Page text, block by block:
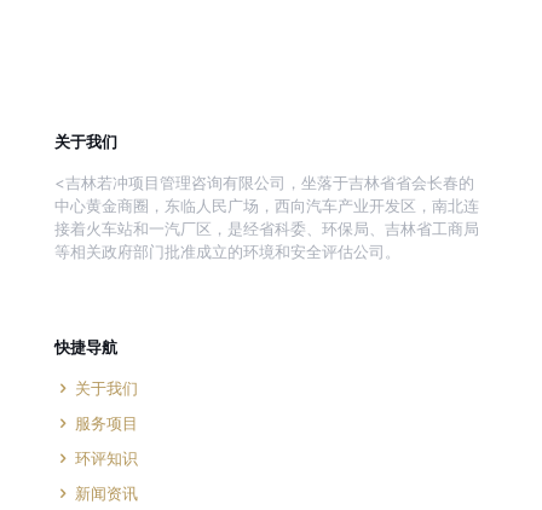
关于我们
<吉林若冲项目管理咨询有限公司，坐落于吉林省省会长春的
中心黄金商圈，东临人民广场，西向汽车产业开发区，南北连
接着火车站和一汽厂区，是经省科委、环保局、吉林省工商局
等相关政府部门批准成立的环境和安全评估公司。
快捷导航
关于我们
服务项目
环评知识
新闻资讯